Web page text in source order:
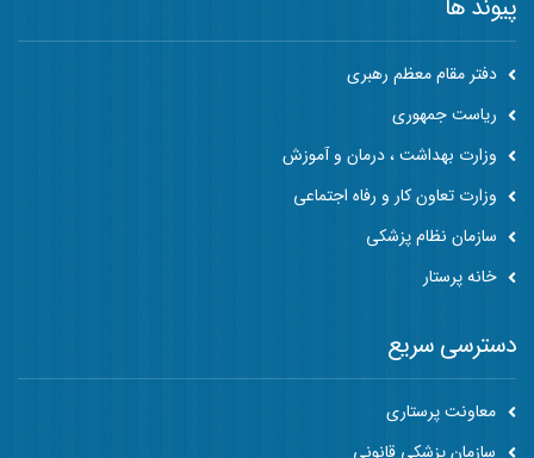
پیوند ها
دفتر مقام معظم رهبری
ریاست جمهوری
وزارت بهداشت ، درمان و آموزش
وزارت تعاون کار و رفاه اجتماعی
سازمان نظام پزشکی
خانه پرستار
دسترسی سریع
معاونت پرستاری
سازمان پزشکی قانونی